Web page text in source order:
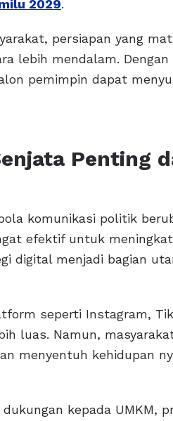
2029.
persiapan yang
lebih mendalam.
pemimpin dapat
Penting
komunikasi politik
efektif untuk
digital menjadi bagian
seperti Instagram,
luas. Namun,
menyentuh kehidupan
kepada UMKM,